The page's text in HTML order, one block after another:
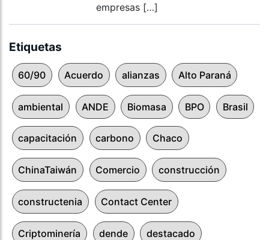
empresas […]
Etiquetas
60/90 Acuerdo alianzas Alto Paraná
ambiental ANDE Biomasa BPO Brasil
capacitación carbono Chaco
ChinaTaiwán Comercio construcción
constructenia Contact Center
Criptominería dende destacado